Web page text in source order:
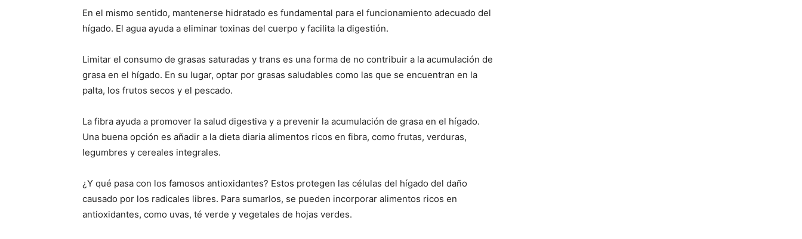
En el mismo sentido, mantenerse hidratado es fundamental para el funcionamiento adecuado del
hígado. El agua ayuda a eliminar toxinas del cuerpo y facilita la digestión.
Limitar el consumo de grasas saturadas y trans es una forma de no contribuir a la acumulación de
grasa en el hígado. En su lugar, optar por grasas saludables como las que se encuentran en la
palta, los frutos secos y el pescado.
La fibra ayuda a promover la salud digestiva y a prevenir la acumulación de grasa en el hígado.
Una buena opción es añadir a la dieta diaria alimentos ricos en fibra, como frutas, verduras,
legumbres y cereales integrales.
¿Y qué pasa con los famosos antioxidantes? Estos protegen las células del hígado del daño
causado por los radicales libres. Para sumarlos, se pueden incorporar alimentos ricos en
antioxidantes, como uvas, té verde y vegetales de hojas verdes.